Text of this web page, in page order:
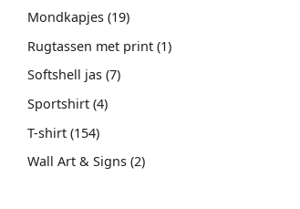
Mondkapjes 1919
producten
Rugtassen met print 11
Softshell jas 77
Sportshirt 44
T-shirt 154154
producten
Wall Art & Signs 22